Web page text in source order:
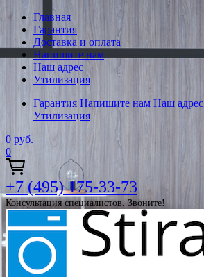
Главная
Гарантия
Доставка и оплата
Напишите нам
Наш адрес
Утилизация
Гарантия Напишите нам Наш адрес
Утилизация
0 руб.
0
+7 (495) 175-33-73
Консультация специалистов. Звоните!